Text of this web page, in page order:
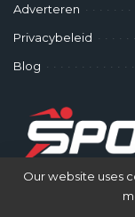
Adverteren
Privacybeleid
Blog
Our website uses